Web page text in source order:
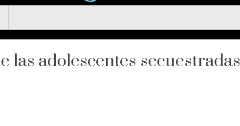
las adolescentes secuestradas